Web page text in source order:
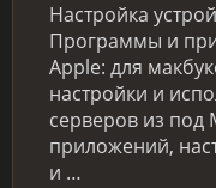
Настройка
Программы и
Apple: для
настройки и
серверов из под
приложений,
и …